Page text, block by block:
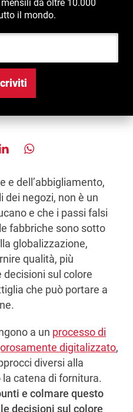
da oltre 10.000
il mondo.
Indirizzo e-mail
e dell’abbigliamento,
dei negozi, non è un
e che i passi falsi
fabbriche sono sotto
globalizzazione,
qualità, più
sul colore
che può portare a
a un processo di
digitalizzato,
diversi alla
catena di fornitura.
e colmare questo
decisioni sul colore